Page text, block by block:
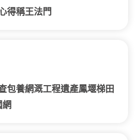
得稱王法門
包養網溉工程遺產鳳堰梯田